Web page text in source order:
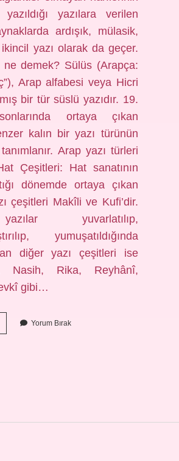
yazılara verilen
ardışık, mülasik,
yazı olarak da geçer.
ne demek? Sülüs (Arapça:
bir tür süslü yazıdır. 19.
ortaya çıkan
kalın bir yazı türünün
Arap yazı türleri
Çeşitleri: Hat sanatının
dönemde ortaya çıkan
çeşitleri Makîli ve Kufi’dir.
yuvarlatılıp,
yumuşatıldığında
diğer yazı çeşitleri ise
Nasih, Rika, Reyhânî,
gibi…
Yorum Bırak